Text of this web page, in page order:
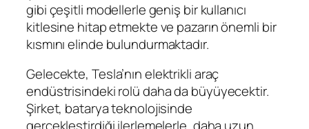
gibi çeşitli modellerle geniş bir kullanıcı
kitlesine hitap etmekte ve pazarın önemli bir
kısmını elinde bulundurmaktadır.
Gelecekte, Tesla’nın elektrikli araç
endüstrisindeki rolü daha da büyüyecektir.
Şirket, batarya teknolojisinde